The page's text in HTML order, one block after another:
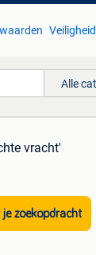
Alle
vracht'
je zoekopdracht